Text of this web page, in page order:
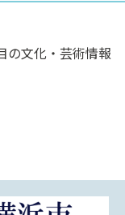
の文化・芸術情報